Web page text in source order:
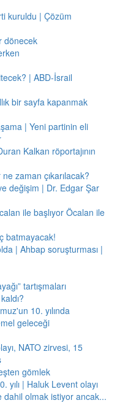
kuruldu | Çözüm
dönecek
| ABD-İsrail
bir sayfa kapanmak
| Yeni partinin eli
Kalkan röportajının
zaman çıkarılacak?
değişim | Dr. Edgar Şar
ile başlıyor Öcalan ile
batmayacak!
| Ahbap soruşturması |
tartışmaları
10. yılında
geleceği
NATO zirvesi, 15
gömlek
yılı | Haluk Levent olayı
dahil olmak istiyor ancak...